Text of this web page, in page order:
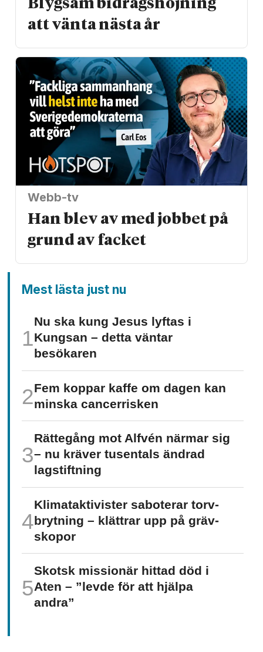
Blygsam bidrags­höjning
att vänta nästa år
Webb-tv
Han blev av med jobbet på
grund av facket
Mest lästa just nu
Nu ska kung Jesus lyftas i
Kungsan – detta väntar
besökaren
Fem koppar kaffe om dagen kan
minska cancer­risken
Rättegång mot Alfvén närmar sig
– nu kräver tusentals ändrad
lagstiftning
Klimat­aktivister saboterar torv­
brytning – klättrar upp på gräv­
skopor
Skotsk missionär hittad död i
Aten – ”levde för att hjälpa
andra”